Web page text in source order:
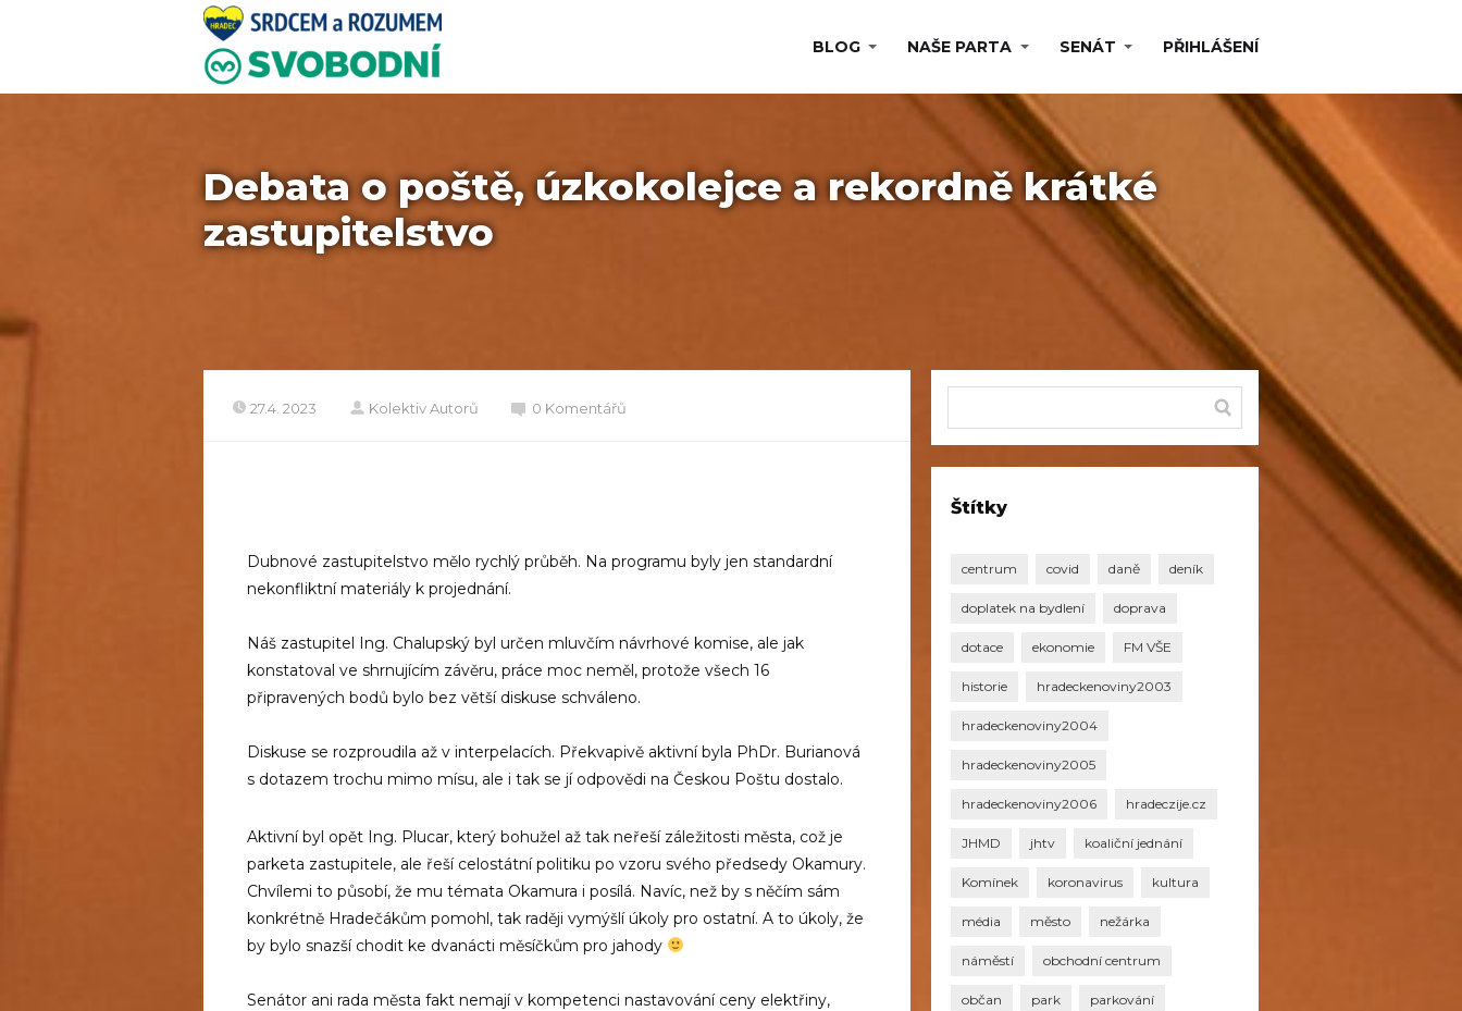
BLOG NAŠE PARTA SENÁT PŘIHLÁŠENÍ
Debata o poště, úzkokolejce a rekordně krátké
zastupitelstvo
27.4. 2023 Kolektiv Autorů 0 Komentářů
Dubnové zastupitelstvo mělo rychlý průběh. Na programu byly jen standardní
nekonfliktní materiály k projednání.
Náš zastupitel Ing. Chalupský byl určen mluvčím návrhové komise, ale jak
konstatoval ve shrnujícím závěru, práce moc neměl, protože všech 16
připravených bodů bylo bez větší diskuse schváleno.
Diskuse se rozproudila až v interpelacích. Překvapivě aktivní byla PhDr. Burianová
s dotazem trochu mimo mísu, ale i tak se jí odpovědi na Českou Poštu dostalo.
Aktivní byl opět Ing. Plucar, který bohužel až tak neřeší záležitosti města, což je
parketa zastupitele, ale řeší celostátní politiku po vzoru svého předsedy Okamury.
Chvílemi to působí, že mu témata Okamura i posílá. Navíc, než by s něčím sám
konkrétně Hradečákům pomohl, tak raději vymýšlí úkoly pro ostatní. A to úkoly, že
by bylo snazší chodit ke dvanácti měsíčkům pro jahody
Senátor ani rada města fakt nemají v kompetenci nastavování ceny elektřiny,
Štítky
centrum covid daně deník
doplatek na bydlení doprava
dotace ekonomie FM VŠE
historie hradeckenoviny2003
hradeckenoviny2004
hradeckenoviny2005
hradeckenoviny2006 hradeczije.cz
JHMD jhtv koaliční jednání
Komínek koronavirus kultura
média město nežárka
náměstí obchodní centrum
občan park parkování